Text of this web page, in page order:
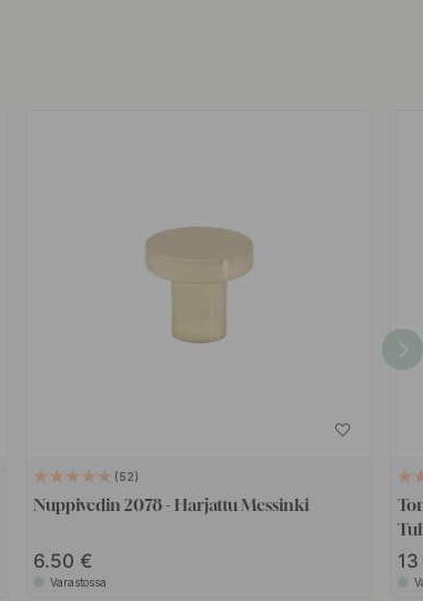
52
Nuppivedin 2078 - Harjattu Messinki
6.50
Varastossa